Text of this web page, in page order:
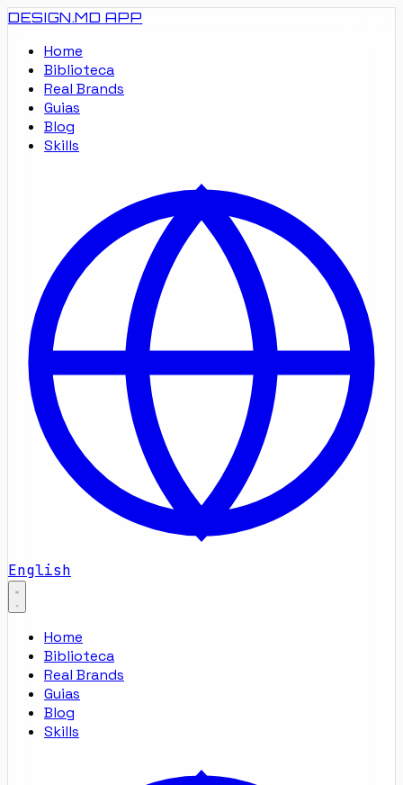
DESIGN.MD APP
Home
Biblioteca
Real Brands
Guias
Blog
Skills
English
Home
Biblioteca
Real Brands
Guias
Blog
Skills